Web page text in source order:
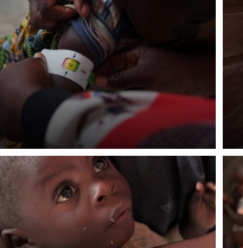
DĚLÁME?
neobejdeme se bez Vaší
nebo se stanete pravidelným dárcem
pomoci vždy tam, kde je to nejvíce